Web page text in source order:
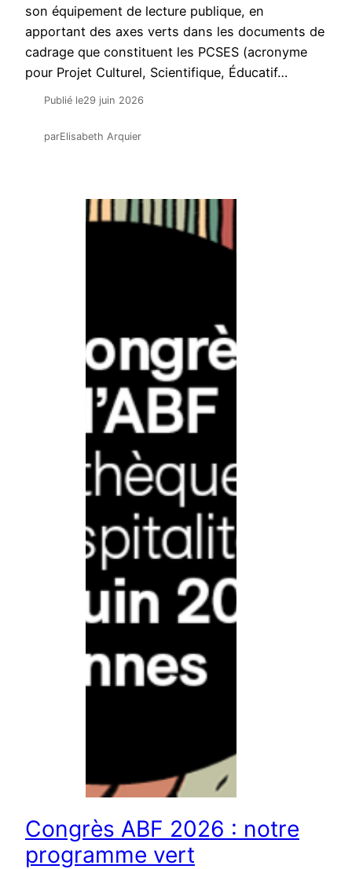
son équipement de lecture publique, en
apportant des axes verts dans les documents de
cadrage que constituent les PCSES (acronyme
pour Projet Culturel, Scientifique, Éducatif…
Publié le29 juin 2026
parElisabeth Arquier
Congrès ABF 2026 : notre
programme vert